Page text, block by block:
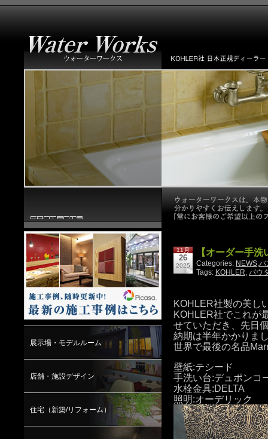
展示場・モデルルーム
店舗・施設デザイン
住宅（新築/リフォーム）
11月
26
2025
【オーダー手
Categories: NEWS バ
Tags: KOHLER パウ
KOHLER社製の美し
KOHLER社でこれが
せていただき、先日
納期は半年かかりま
世界で最後の名品
壁紙:テシード
手洗い台:デュポンコ
水栓金具:DELTA
照明:オーデリック